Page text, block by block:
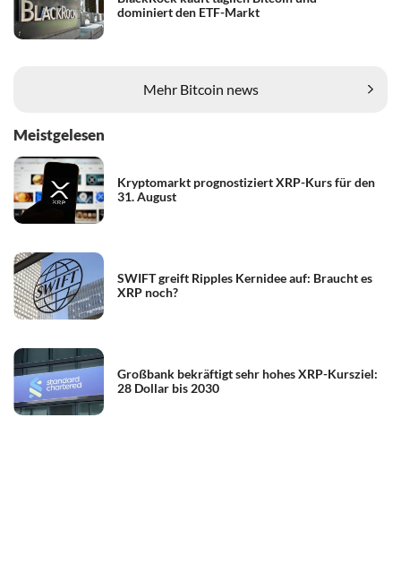
dominiert den ETF-Markt
Mehr Bitcoin news
Meistgelesen
Kryptomarkt prognostiziert XRP-Kurs für den
31. August
SWIFT greift Ripples Kernidee auf: Braucht es
XRP noch?
Großbank bekräftigt sehr hohes XRP-Kursziel:
28 Dollar bis 2030